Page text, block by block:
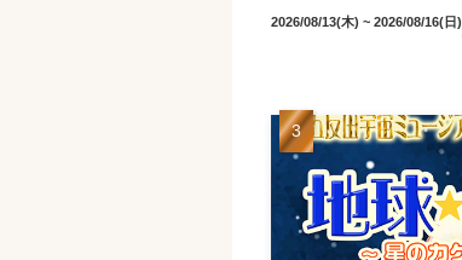
2026/08/13(木) ~ 2026/08/16(日)